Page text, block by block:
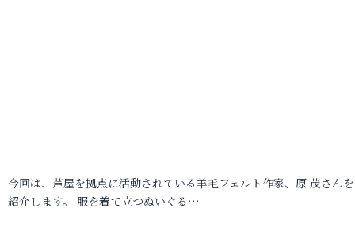
今回は、芦屋を拠点に活動されている羊毛フェルト作家、原 茂さん
紹介します。 服を着て立つぬいぐる…